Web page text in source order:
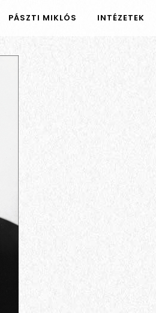
PÁSZTI MIKLÓS INTÉZETEK